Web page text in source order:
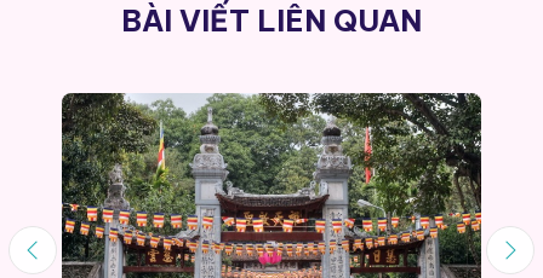
BÀI VIẾT LIÊN QUAN